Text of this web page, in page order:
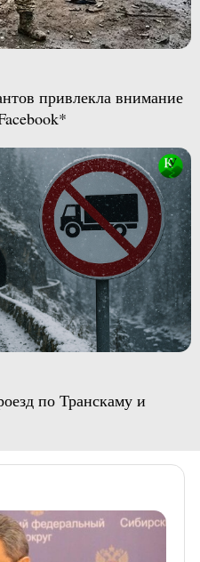
привлекла внимание
по Транскаму и